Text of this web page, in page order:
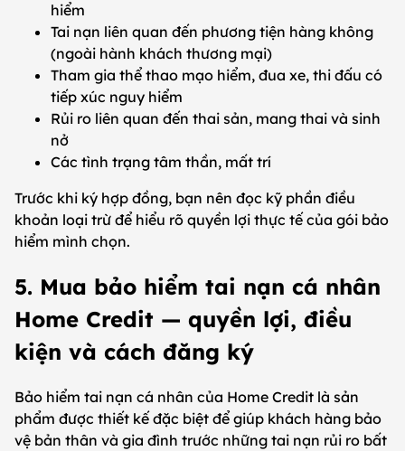
hiểm
Tai nạn liên quan đến phương tiện hàng không
(ngoài hành khách thương mại)
Tham gia thể thao mạo hiểm, đua xe, thi đấu có
tiếp xúc nguy hiểm
Rủi ro liên quan đến thai sản, mang thai và sinh
nở
Các tình trạng tâm thần, mất trí
Trước khi ký hợp đồng, bạn nên đọc kỹ phần điều
khoản loại trừ để hiểu rõ quyền lợi thực tế của gói bảo
hiểm mình chọn.
5. Mua bảo hiểm tai nạn cá nhân
Home Credit — quyền lợi, điều
kiện và cách đăng ký
Bảo hiểm tai nạn cá nhân của Home Credit là sản
phẩm được thiết kế đặc biệt để giúp khách hàng bảo
vệ bản thân và gia đình trước những tai nạn rủi ro bất